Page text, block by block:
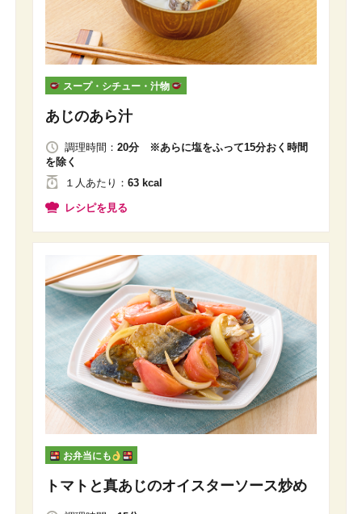
スープ・シチュー・汁物
あじのあら汁
調理時間： 20分 ※あらに塩をふって15分おく時間
を除く
１人 あたり ： 63 kcal
レシピを見る
お弁当にも
トマトと真あじのオイスターソース炒め